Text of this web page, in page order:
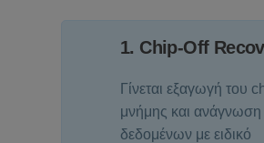
1. Chip-Off
Γίνεται εξαγωγή του
μνήμης και
δεδομένων με ειδικό